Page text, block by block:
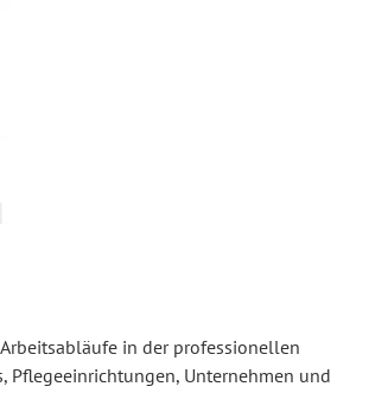
in der professionellen
Pflegeeinrichtungen, Unternehmen und